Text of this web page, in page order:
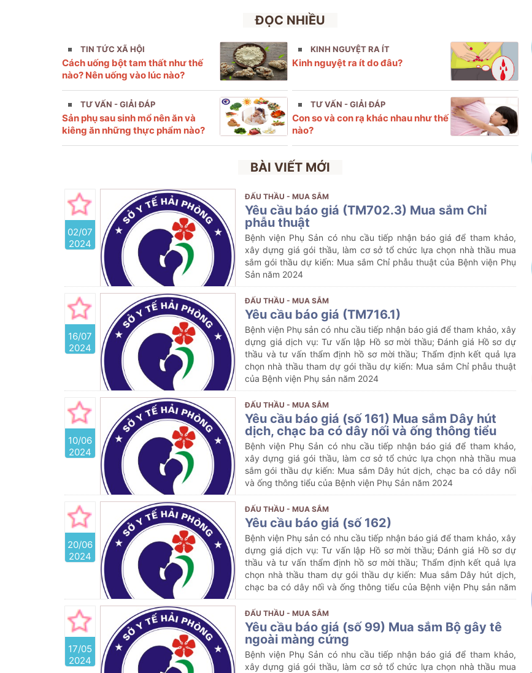
ĐỌC NHIỀU
TIN TỨC XÃ HỘI
Cách uống bột tam thất như thế
nào? Nên uống vào lúc nào?
KINH NGUYỆT RA ÍT
Kinh nguyệt ra ít do đâu?
TƯ VẤN - GIẢI ĐÁP
Sản phụ sau sinh mổ nên ăn và
kiêng ăn những thực phẩm nào?
TƯ VẤN - GIẢI ĐÁP
Con so và con rạ khác nhau như thế
nào?
BÀI VIẾT MỚI
02/07
2024
ĐẤU THẦU - MUA SẮM
Yêu cầu báo giá (TM702.3) Mua sắm Chỉ
phẫu thuật
Bệnh viện Phụ Sản có nhu cầu tiếp nhận báo giá để tham khảo,
xây dựng giá gói thầu, làm cơ sở tổ chức lựa chọn nhà thầu mua
sắm gói thầu dự kiến: Mua sắm Chỉ phẫu thuật của Bệnh viện Phụ
Sản năm 2024
16/07
2024
ĐẤU THẦU - MUA SẮM
Yêu cầu báo giá (TM716.1)
Bệnh viện Phụ sản có nhu cầu tiếp nhận báo giá để tham khảo, xây
dựng giá dịch vụ: Tư vấn lập Hồ sơ mời thầu; Đánh giá Hồ sơ dự
thầu và tư vấn thẩm định hồ sơ mời thầu; Thẩm định kết quả lựa
chọn nhà thầu tham dự gói thầu dự kiến: Mua sắm Chỉ phẫu thuật
của Bệnh viện Phụ sản năm 2024
10/06
2024
ĐẤU THẦU - MUA SẮM
Yêu cầu báo giá (số 161) Mua sắm Dây hút
dịch, chạc ba có dây nối và ống thông tiểu
Bệnh viện Phụ Sản có nhu cầu tiếp nhận báo giá để tham khảo,
xây dựng giá gói thầu, làm cơ sở tổ chức lựa chọn nhà thầu mua
sắm gói thầu dự kiến: Mua sắm Dây hút dịch, chạc ba có dây nối
và ống thông tiểu của Bệnh viện Phụ Sản năm 2024
20/06
2024
ĐẤU THẦU - MUA SẮM
Yêu cầu báo giá (số 162)
Bệnh viện Phụ sản có nhu cầu tiếp nhận báo giá để tham khảo, xây
dựng giá dịch vụ: Tư vấn lập Hồ sơ mời thầu; Đánh giá Hồ sơ dự
thầu và tư vấn thẩm định hồ sơ mời thầu; Thẩm định kết quả lựa
chọn nhà thầu tham dự gói thầu dự kiến: Mua sắm Dây hút dịch,
chạc ba có dây nối và ống thông tiểu của Bệnh viện Phụ sản năm
2024
17/05
2024
ĐẤU THẦU - MUA SẮM
Yêu cầu báo giá (số 99) Mua sắm Bộ gây tê
ngoài màng cứng
Bệnh viện Phụ Sản có nhu cầu tiếp nhận báo giá để tham khảo,
xây dựng giá gói thầu, làm cơ sở tổ chức lựa chọn nhà thầu mua